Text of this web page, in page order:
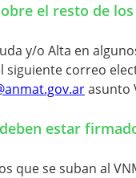
el resto de
y/o Alta en
siguiente correo
asunto
estar
que se suban al